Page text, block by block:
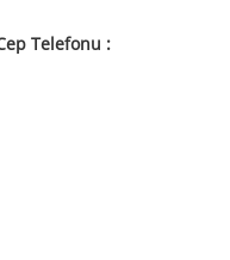
Telefonu :